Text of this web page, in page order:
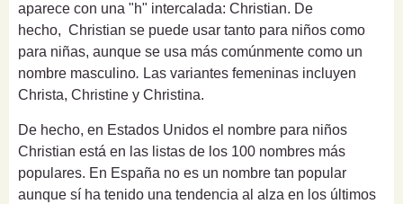
aparece con una "h" intercalada: Christian. De
hecho, Christian se puede usar tanto para niños como
para niñas, aunque se usa más comúnmente como un
nombre masculino. Las variantes femeninas incluyen
Christa, Christine y Christina.
De hecho, en Estados Unidos el nombre para niños
Christian está en las listas de los 100 nombres más
populares. En España no es un nombre tan popular
aunque sí ha tenido una tendencia al alza en los últimos